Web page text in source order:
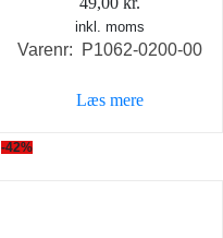
inkl. moms
Varenr: P1062-0200-00
Læs mere
-42%